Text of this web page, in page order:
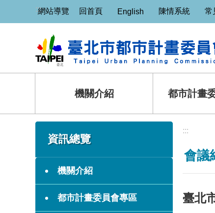
跳到主要內容區塊
:::網站導覽 回首頁 English 陳情系統 常
機關介紹 都市計畫
:::
資訊總覽
機關介紹
都市計畫委員會專區
:::
會議
臺北